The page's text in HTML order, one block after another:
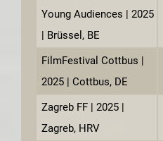
Young Audiences | 2025
| Brüssel, BE
FilmFestival Cottbus |
2025 | Cottbus, DE
Zagreb FF | 2025 |
Zagreb, HRV